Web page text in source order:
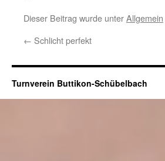
Dieser Beitrag wurde unterAllgemein
← Schlicht perfekt
Turnverein Buttikon-Schübelbach